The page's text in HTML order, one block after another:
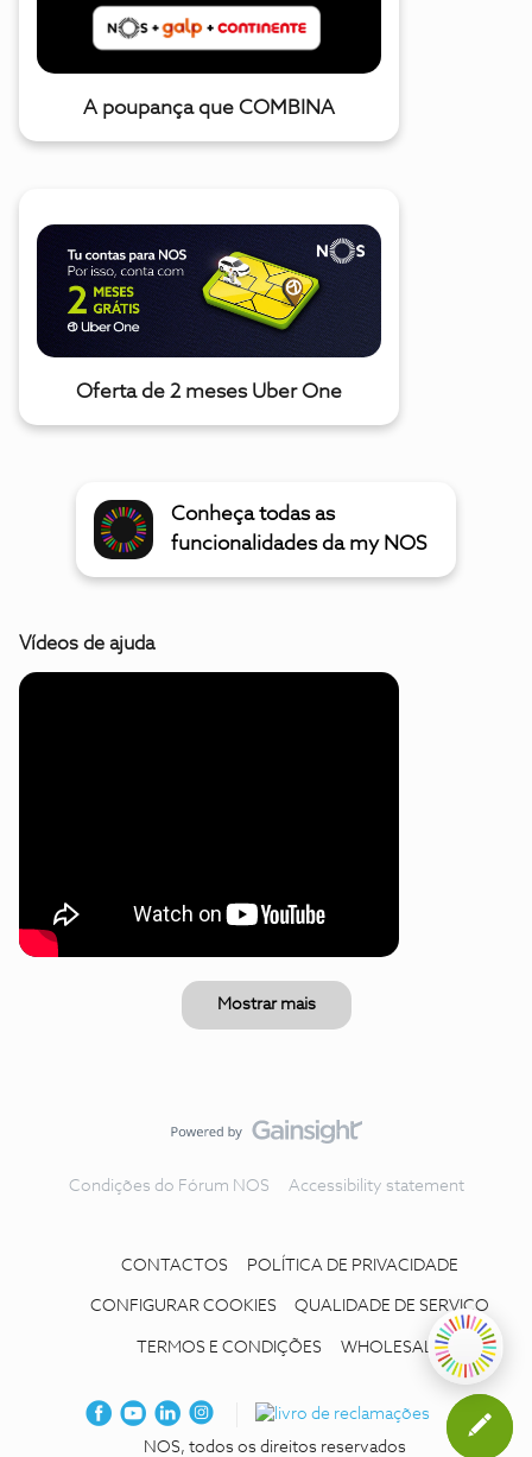
A poupança que COMBINA
Oferta de 2 meses Uber One
Conheça todas as
funcionalidades da my NOS
Vídeos de ajuda
Mostrar mais
Condições do Fórum NOS Accessibility statement
CONTACTOS POLÍTICA DE PRIVACIDADE
CONFIGURAR COOKIES QUALIDADE DE SERVIÇO
TERMOS E CONDIÇÕES WHOLESALE
NOS, todos os direitos reservados